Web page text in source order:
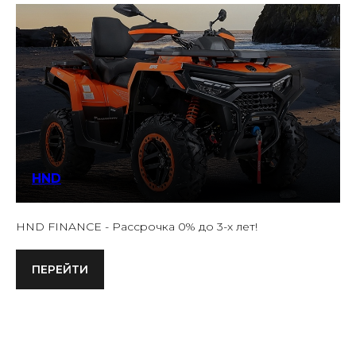
HND
HND FINANCE - Рассрочка 0% до 3-х лет!
ПЕРЕЙТИ